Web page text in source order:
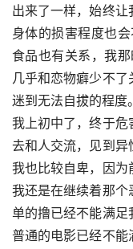
出来了一样，始终
身体的损害程度也
食品也有关系，我
几乎和恋物癖少不
迷到无法自拔的程度。
我上初中了，终于
去和人交流，见到异
我也比较自卑，因为
我还是在继续着那
单的撸已经不能满
普通的电影已经不